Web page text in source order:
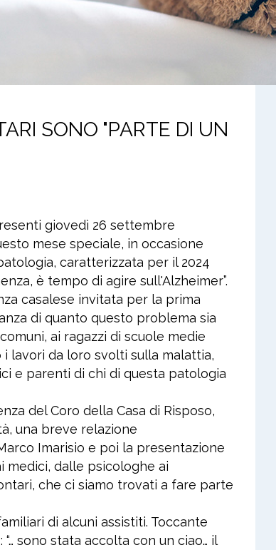
SONO "PARTE DI UN
giovedì 26 settembre
mese speciale, in occasione
caratterizzata per il 2024
è tempo di agire sull'Alzheimer”.
casalese invitata per la prima
di quanto questo problema sia
ai ragazzi di scuole medie
lavori da loro svolti sulla malattia,
e parenti di chi di questa patologia
del Coro della Casa di Risposo,
una breve relazione
Imarisio e poi la presentazione
medici, dalle psicologhe ai
che ci siamo trovati a fare parte
di alcuni assistiti. Toccante
sono stata accolta con un ciao… il